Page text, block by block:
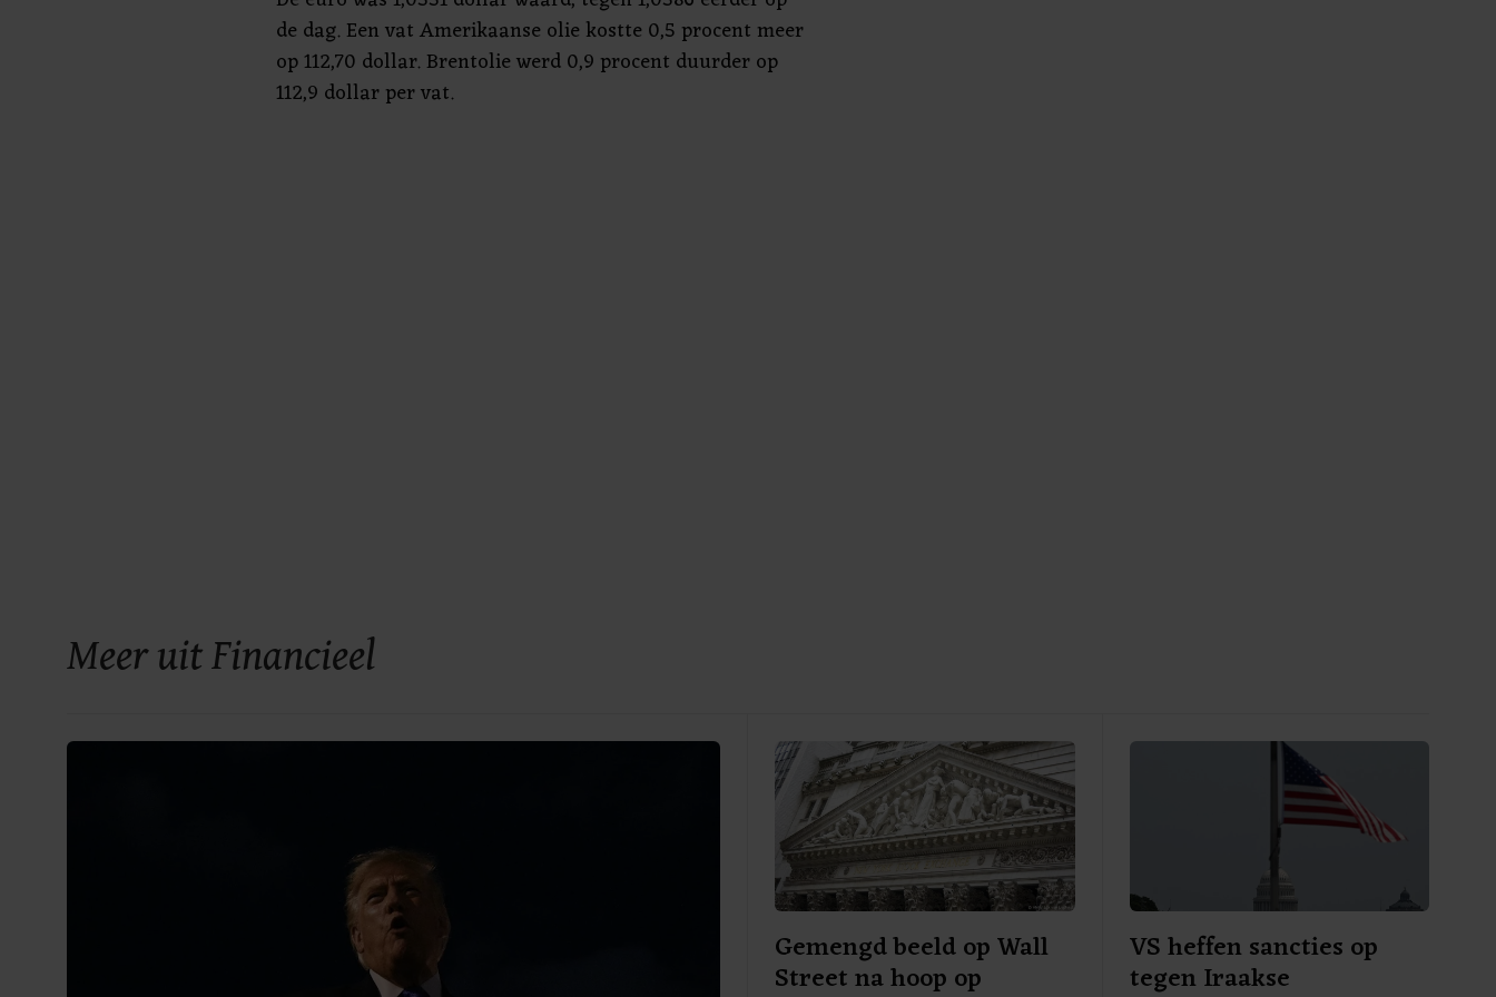
de dag. Een vat Amerikaanse olie kostte 0,5 procent meer
op 112,70 dollar. Brentolie werd 0,9 procent duurder op
112,9 dollar per vat.
Meer uit Financieel
Gemengd beeld op Wall
Street na hoop op
VS heffen sancties op
tegen Iraakse